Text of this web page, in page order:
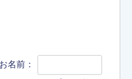
名前：